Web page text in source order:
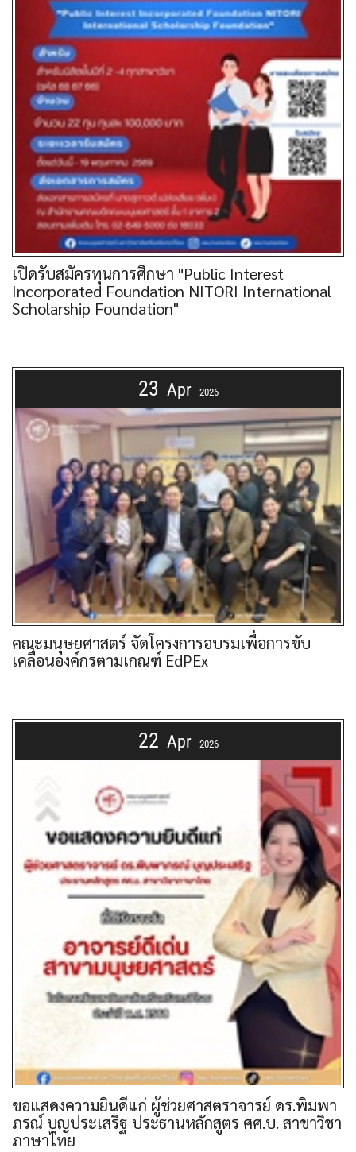
เปิดรับสมัครทุนการศึกษา "Public Interest
Incorporated Foundation NITORI International
Scholarship Foundation"
23 Apr 2026
คณะมนุษยศาสตร์ จัดโครงการอบรมเพื่อการขับ
เคลื่อนองค์กรตามเกณฑ์ EdPEx
22 Apr 2026
ขอแสดงความยินดีแก่ ผู้ช่วยศาสตราจารย์ ดร.พิมพา
ภรณ์ บุญประเสริฐ ประธานหลักสูตร ศศ.บ. สาขาวิชา
ภาษาไทย